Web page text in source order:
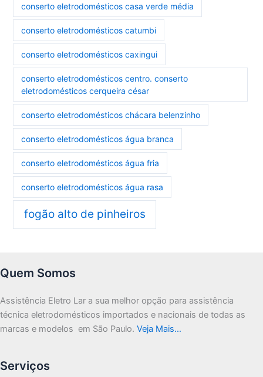
conserto eletrodomésticos casa verde média
conserto eletrodomésticos catumbi
conserto eletrodomésticos caxingui
conserto eletrodomésticos centro. conserto
eletrodomésticos cerqueira césar
conserto eletrodomésticos chácara belenzinho
conserto eletrodomésticos água branca
conserto eletrodomésticos água fria
conserto eletrodomésticos água rasa
fogão alto de pinheiros
Quem Somos
Assistência Eletro Lar a sua melhor opção para assistência
técnica eletrodomésticos importados e nacionais de todas as
marcas e modelos em São Paulo. Veja Mais…
Serviços